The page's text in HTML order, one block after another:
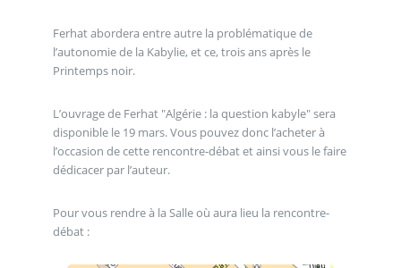
Ferhat abordera entre autre la problématique de
l’autonomie de la Kabylie, et ce, trois ans après le
Printemps noir.
L’ouvrage de Ferhat "Algérie : la question kabyle" sera
disponible le 19 mars. Vous pouvez donc l’acheter à
l’occasion de cette rencontre-débat et ainsi vous le faire
dédicacer par l’auteur.
Pour vous rendre à la Salle où aura lieu la rencontre-
débat :